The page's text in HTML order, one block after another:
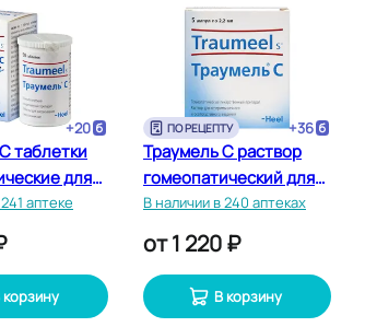
+20
таблетки
для
50 шт
аптеке
корзину
ПО РЕЦЕПТУ +36
Траумель С раствор
гомеопатический для
инъекций 2,2 мл 5 шт
В наличии в 240 аптеках
от1 220 ₽
В корзину